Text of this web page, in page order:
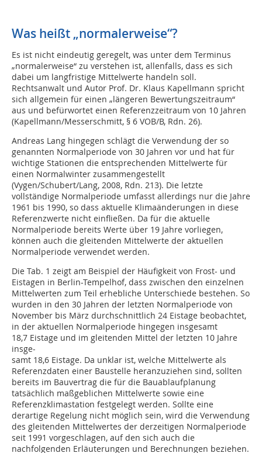
Was heißt „normalerweise“?
Es ist nicht eindeutig geregelt, was unter dem Terminus
„normalerweise“ zu verstehen ist, allenfalls, dass es sich
dabei um langfristige Mittelwerte handeln soll.
Rechtsanwalt und Autor Prof. Dr. Klaus Kapellmann spricht
sich allgemein für einen „längeren Bewertungszeitraum“
aus und befürwortet einen Referenzzeitraum von 10 Jahren
(Kapellmann/Messerschmitt, § 6 VOB/B, Rdn. 26).
Andreas Lang hingegen schlägt die Verwendung der so
genannten Normalperiode von 30 Jahren vor und hat für
wichtige Stationen die entsprechenden Mittelwerte für
einen Normalwinter zusammengestellt
(Vygen/Schubert/Lang, 2008, Rdn. 213). Die letzte
vollständige Normalperiode umfasst allerdings nur die Jahre
1961 bis 1990, so dass aktuelle Klimaänderungen in diese
Referenzwerte nicht einfließen. Da für die aktuelle
Normalperiode bereits Werte über 19 Jahre vorliegen,
können auch die gleitenden Mittelwerte der aktuellen
Normalperiode verwendet werden.
Die Tab. 1 zeigt am Beispiel der Häufigkeit von Frost- und
Eistagen in Berlin-Tempelhof, dass zwischen den einzelnen
Mittelwerten zum Teil erhebliche Unterschiede bestehen. So
wurden in den 30 Jahren der letzten Normalperiode von
November bis März durchschnittlich 24 Eistage beobachtet,
in der aktuellen Normalperiode hingegen insgesamt
18,7 Eistage und im gleitenden Mittel der letzten 10 Jahre
insge-
samt 18,6 Eistage. Da unklar ist, welche Mittelwerte als
Referenzdaten einer Baustelle heranzuziehen sind, sollten
bereits im Bauvertrag die für die Bauablaufplanung
tatsächlich maßgeblichen Mittelwerte sowie eine
Referenzklimastation festgelegt werden. Sollte eine
derartige Regelung nicht möglich sein, wird die Verwendung
des gleitenden Mittelwertes der derzeitigen Normalperiode
seit 1991 vorgeschlagen, auf den sich auch die
nachfolgenden Erläuterungen und Berechnungen beziehen.